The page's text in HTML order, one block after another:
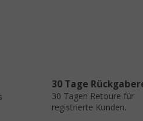
30 Tage
30 Tagen Retoure für
registrierte Kunden.